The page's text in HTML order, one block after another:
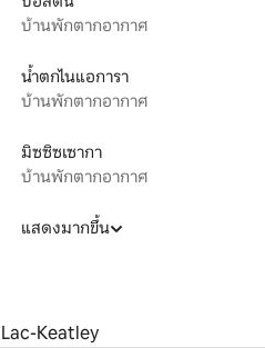
บ้านพักตากอากาศ
น้ำตกไนแอการา
บ้านพักตากอากาศ
มิซซิซเซากา
บ้านพักตากอากาศ
แสดงมากขึ้น
Lac-Keatley